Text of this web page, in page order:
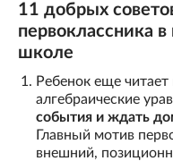
11 добрых
первоклассника
школе
Ребенок еще
алгебраические
события и ждать
Главный мотив
внешний,